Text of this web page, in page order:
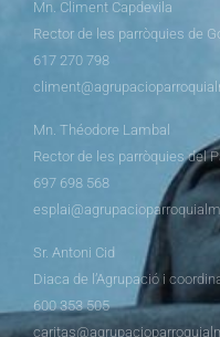
Mn. Climent Capdevila
Rector de les parròquies de
617 270 798
Mn. Théodore Lambal
Rector de les parròquies del
697 698 568
Sr. Antoni Cid
Diaca de l’Agrupació i
600 353 505